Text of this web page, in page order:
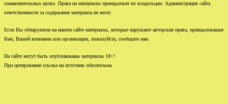
ознакомительных целях. Права на материалы принадлежат их владельцам. Администрация сайта
ответственности за содержание материала не несет.
Если Вы обнаружили на нашем сайте материалы, которые нарушают авторские права, принадлежащие
Вам, Вашей компании или организации, пожалуйста, сообщите нам.
На сайте могут быть опубликованы материалы 18+!
При цитировании ссылка на источник обязательна.